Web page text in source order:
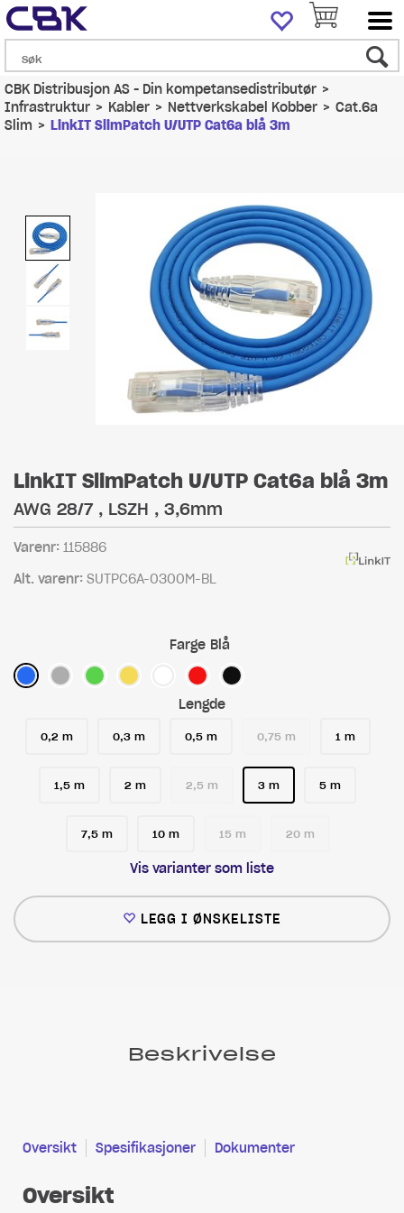
CBK Distribusjon AS - Din kompetansedistributør>
Infrastruktur>Kabler>Nettverkskabel Kobber>Cat.6a
Slim>LinkIT SlimPatch U/UTP Cat6a blå 3m
LinkIT SlimPatch U/UTP Cat6a blå 3m
AWG 28/7 , LSZH , 3,6mm
Varenr: 115886
Alt. varenr: SUTPC6A-0300M-BL
Farge Blå
Lengde
0,2 m 0,3 m 0,5 m 0,75 m 1 m
1,5 m 2 m 2,5 m 3 m 5 m
7,5 m 10 m 15 m 20 m
Vis varianter som liste
LEGG I ØNSKELISTE
Beskrivelse
Oversikt Spesifikasjoner Dokumenter
Oversikt